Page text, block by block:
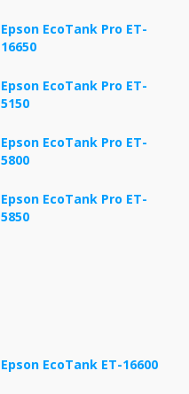
Epson EcoTank Pro ET-
16650
Epson EcoTank Pro ET-
5150
Epson EcoTank Pro ET-
5800
Epson EcoTank Pro ET-
5850
Epson EcoTank ET-16600